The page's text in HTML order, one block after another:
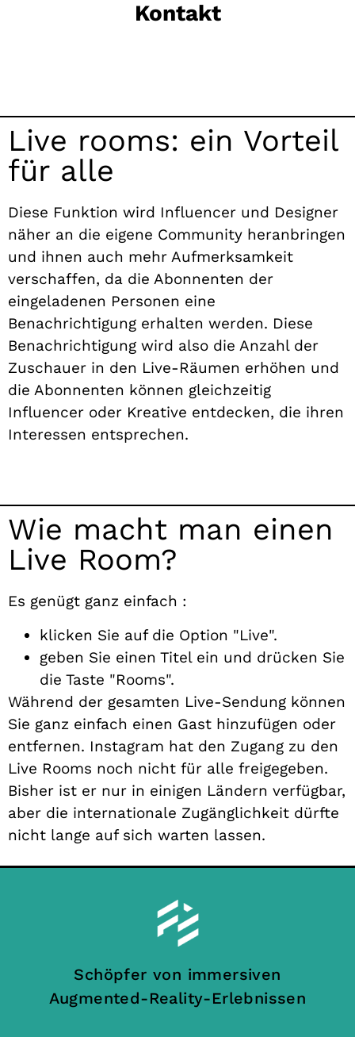
Kontakt
Live rooms: ein Vorteil
für alle
Diese Funktion wird Influencer und Designer
näher an die eigene Community heranbringen
und ihnen auch mehr Aufmerksamkeit
verschaffen, da die Abonnenten der
eingeladenen Personen eine
Benachrichtigung erhalten werden. Diese
Benachrichtigung wird also die Anzahl der
Zuschauer in den Live-Räumen erhöhen und
die Abonnenten können gleichzeitig
Influencer oder Kreative entdecken, die ihren
Interessen entsprechen.
Wie macht man einen
Live Room?
Es genügt ganz einfach :
klicken Sie auf die Option "Live".
geben Sie einen Titel ein und drücken Sie
die Taste "Rooms".
Während der gesamten Live-Sendung können
Sie ganz einfach einen Gast hinzufügen oder
entfernen. Instagram hat den Zugang zu den
Live Rooms noch nicht für alle freigegeben.
Bisher ist er nur in einigen Ländern verfügbar,
aber die internationale Zugänglichkeit dürfte
nicht lange auf sich warten lassen.
Schöpfer von immersiven
Augmented-Reality-Erlebnissen